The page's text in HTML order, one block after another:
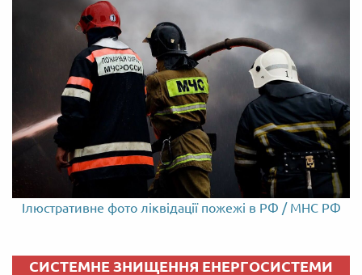
Ілюстративне фото ліквідації пожежі в РФ / МНС РФ
СИСТЕМНЕ ЗНИЩЕННЯ ЕНЕРГОСИСТЕМИ